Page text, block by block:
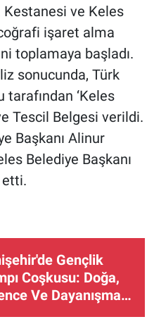
Kestanesi ve Keles
işaret alma
toplamaya başladı.
sonucunda, Türk
‘Keles
Tescil Belgesi verildi.
Başkanı Alinur
Belediye Başkanı
etti.
Gençlik
Coşkusu: Doğa,
Ve Dayanışma